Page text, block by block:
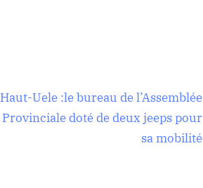
N
e
Haut-Uele :le bureau de l’Assemblée
Provinciale doté de deux jeeps pour
sa mobilité